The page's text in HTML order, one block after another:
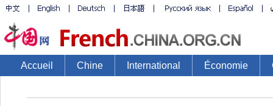
Accueil Chine International Économie